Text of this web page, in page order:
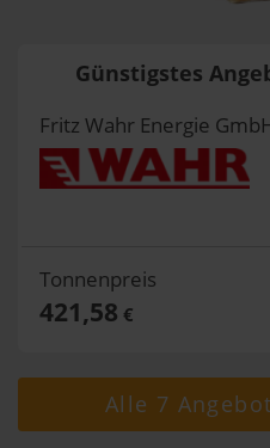
Günstigstes
Fritz Wahr Energie
Tonnenpreis
421,58 €
Alle 7